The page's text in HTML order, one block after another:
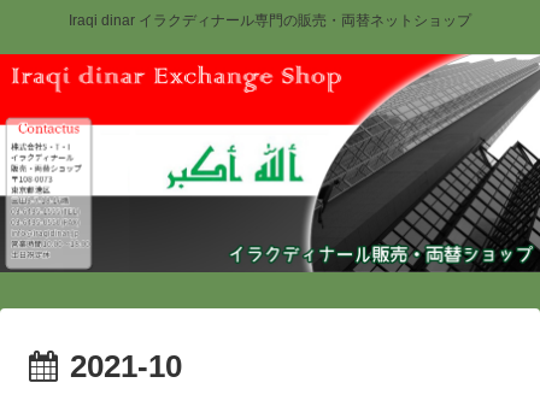
Iraqi dinar イラクディナール専門の販売・両替ネットショップ
2021-10